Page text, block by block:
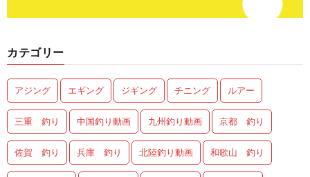
カテゴリー
アジング エギング ジギング チニング ルアー
三重 釣り 中国釣り動画 九州釣り動画 京都 釣り
佐賀 釣り 兵庫 釣り 北陸釣り動画 和歌山 釣り